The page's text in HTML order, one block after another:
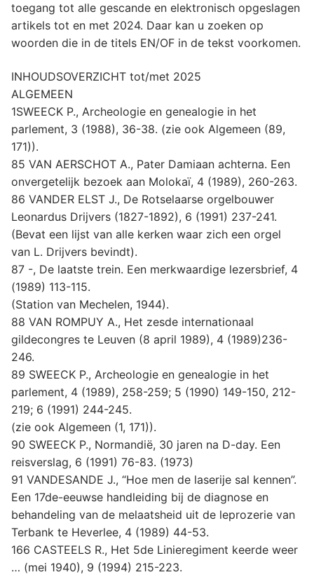
toegang tot alle gescande en elektronisch opgeslagen
artikels tot en met 2024. Daar kan u zoeken op
woorden die in de titels EN/OF in de tekst voorkomen.
INHOUDSOVERZICHT tot/met 2025
ALGEMEEN
1SWEECK P., Archeologie en genealogie in het
parlement, 3 (1988), 36-38. (zie ook Algemeen (89,
171)).
85 VAN AERSCHOT A., Pater Damiaan achterna. Een
onvergetelijk bezoek aan Molokaï, 4 (1989), 260-263.
86 VANDER ELST J., De Rotselaarse orgelbouwer
Leonardus Drijvers (1827-1892), 6 (1991) 237-241.
(Bevat een lijst van alle kerken waar zich een orgel
van L. Drijvers bevindt).
87 -, De laatste trein. Een merkwaardige lezersbrief, 4
(1989) 113-115.
(Station van Mechelen, 1944).
88 VAN ROMPUY A., Het zesde internationaal
gildecongres te Leuven (8 april 1989), 4 (1989)236-
246.
89 SWEECK P., Archeologie en genealogie in het
parlement, 4 (1989), 258-259; 5 (1990) 149-150, 212-
219; 6 (1991) 244-245.
(zie ook Algemeen (1, 171)).
90 SWEECK P., Normandië, 30 jaren na D-day. Een
reisverslag, 6 (1991) 76-83. (1973)
91 VANDESANDE J., “Hoe men de laserije sal kennen”.
Een 17de-eeuwse handleiding bij de diagnose en
behandeling van de melaatsheid uit de leprozerie van
Terbank te Heverlee, 4 (1989) 44-53.
166 CASTEELS R., Het 5de Linieregiment keerde weer
… (mei 1940), 9 (1994) 215-223.